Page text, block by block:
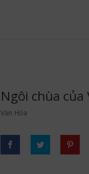
Ngôi chùa
Văn Hóa